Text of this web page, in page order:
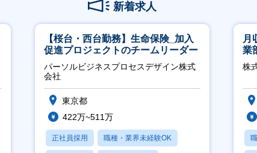
新着求人
【桜台・西台勤務】生命保険_加入
促進プロジェクトのチームリーダー
パーソルビジネスプロセスデザイン株式
会社
東京都
422万~511万
正社員採用 職種・業界未経験OK
月
業
※4
株